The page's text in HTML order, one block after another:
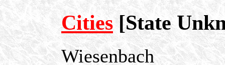
Cities[State
Wiesenbach